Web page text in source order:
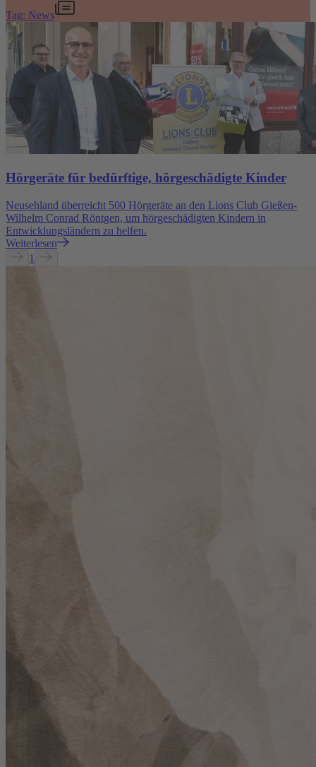
Tag: News
Hörgeräte für bedürftige, hörgeschädigte Kinder
Neusehland überreicht 500 Hörgeräte an den Lions Club Gießen-
Wilhelm Conrad Röntgen, um hörgeschädigten Kindern in
Entwicklungsländern zu helfen.
Weiterlesen
1